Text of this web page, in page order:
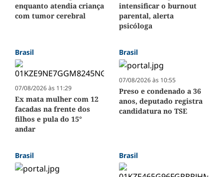
enquanto atendia criança
com tumor cerebral
intensificar o burnout
parental, alerta
psicóloga
Brasil
07/08/2026 às 11:29
Ex mata mulher com 12
facadas na frente dos
filhos e pula do 15°
andar
Brasil
07/08/2026 às 10:55
Preso e condenado a 36
anos, deputado registra
candidatura no TSE
Brasil Brasil